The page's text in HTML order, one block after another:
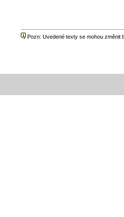
Pozn: Uvedené texty se mohou